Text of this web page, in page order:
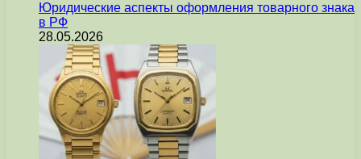
Юридические аспекты оформления товарного знака
в РФ
28.05.2026